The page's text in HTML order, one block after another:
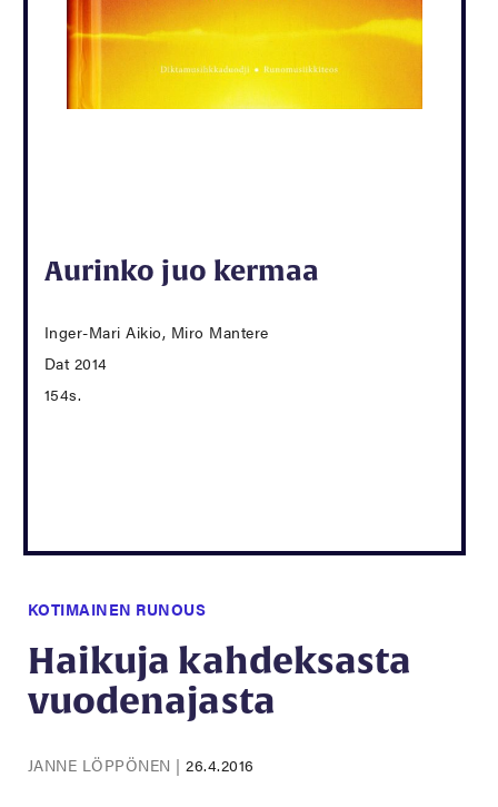
Aurinko juo kermaa
Inger-Mari Aikio, Miro Mantere
Dat 2014
154s.
KOTIMAINEN RUNOUS
Haikuja kahdeksasta
vuodenajasta
JANNE LÖPPÖNEN |26.4.2016